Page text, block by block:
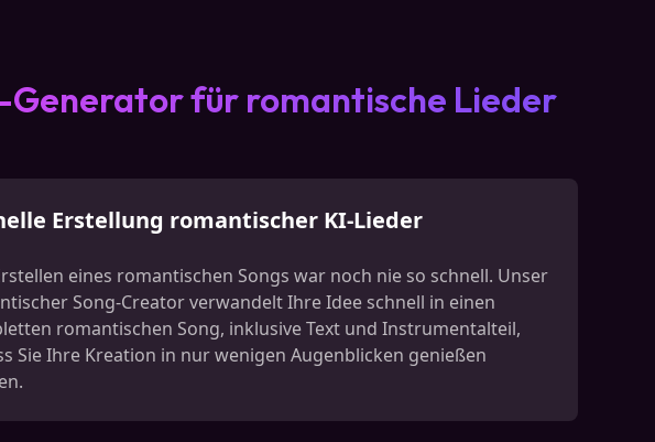
Generator für romantische Lieder
Erstellung romantischer KI-Lieder
eines romantischen Songs war noch nie so schnell. Unser
Song-Creator verwandelt Ihre Idee schnell in einen
romantischen Song, inklusive Text und Instrumentalteil,
Sie Ihre Kreation in nur wenigen Augenblicken genießen